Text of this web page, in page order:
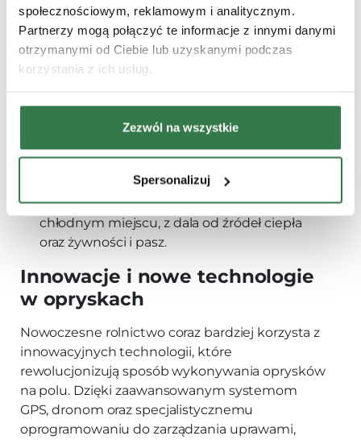
społecznościowym, reklamowym i analitycznym.
Partnerzy mogą połączyć te informacje z innymi danymi
otrzymanymi od Ciebie lub uzyskanymi podczas
korzystania z ich usług.
Zezwól na wszystkie
Spersonalizuj
Unikaj stosowania tych samych środków
ochrony roślin przez długi okres. Rotacja
środków z różnymi substancjami aktywnymi
pomaga zapobiegać rozwijaniu się
Stosuj środki w sposób minimalizujący
ryzyko ich przedostania się do wód
gruntowych i powierzchniowych.
Przechowuj środki ochrony roślin w
oryginalnych opakowaniach, w suchym i
chłodnym miejscu, z dala od źródeł ciepła
oraz żywności i pasz.
Innowacje i nowe technologie
w opryskach
Nowoczesne rolnictwo coraz bardziej korzysta z
innowacyjnych technologii, które
rewolucjonizują sposób wykonywania oprysków
na polu. Dzięki zaawansowanym systemom
GPS, dronom oraz specjalistycznemu
oprogramowaniu do zarządzania uprawami,